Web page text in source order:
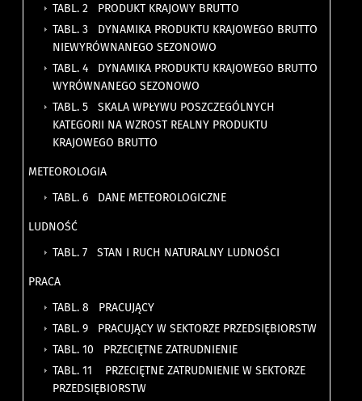
TABL. 2 PRODUKT KRAJOWY BRUTTO
TABL. 3 DYNAMIKA PRODUKTU KRAJOWEGO BRUTTO
NIEWYRÓWNANEGO SEZONOWO
TABL. 4 DYNAMIKA PRODUKTU KRAJOWEGO BRUTTO
WYRÓWNANEGO SEZONOWO
TABL. 5 SKALA WPŁYWU POSZCZEGÓLNYCH
KATEGORII NA WZROST REALNY PRODUKTU
KRAJOWEGO BRUTTO
METEOROLOGIA
TABL. 6 DANE METEOROLOGICZNE
LUDNOŚĆ
TABL. 7 STAN I RUCH NATURALNY LUDNOŚCI
PRACA
TABL. 8 PRACUJĄCY
TABL. 9 PRACUJĄCY W SEKTORZE PRZEDSIĘBIORSTW
TABL. 10 PRZECIĘTNE ZATRUDNIENIE
TABL. 11 PRZECIĘTNE ZATRUDNIENIE W SEKTORZE
PRZEDSIĘBIORSTW